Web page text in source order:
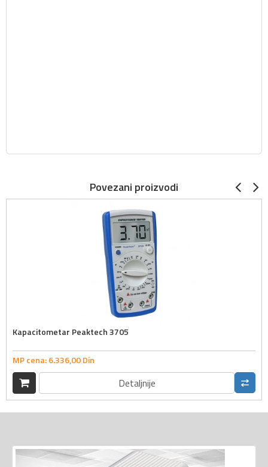
Povezani proizvodi
Kapacitometar Peaktech 3705
MP cena:6.336,00Din
Detaljnije